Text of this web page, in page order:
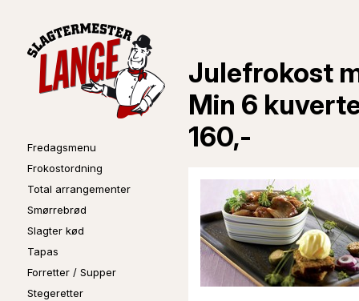
Fredagsmenu
Frokostordning
Total arrangementer
Smørrebrød
Slagter kød
Tapas
Forretter / Supper
Stegeretter
Julefrokost
Min 6
160,-